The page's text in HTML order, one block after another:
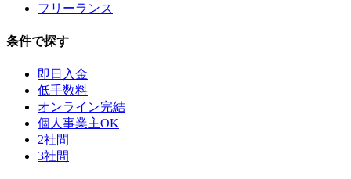
フリーランス
条件で探す
即日入金
低手数料
オンライン完結
個人事業主OK
2社間
3社間